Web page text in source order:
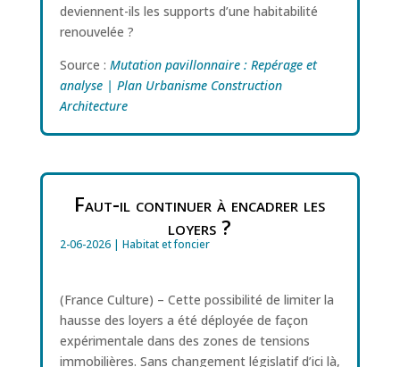
deviennent-ils les supports d’une habitabilité
renouvelée ?
Source : Mutation pavillonnaire : Repérage et
analyse | Plan Urbanisme Construction
Architecture
Faut-il continuer à encadrer les
loyers ?
2-06-2026| Habitat et foncier
(France Culture) – Cette possibilité de limiter la
hausse des loyers a été déployée de façon
expérimentale dans des zones de tensions
immobilières. Sans changement législatif d’ici là,